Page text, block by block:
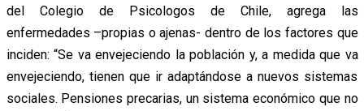
del Colegio de Psicologos de Chile, agrega las
enfermedades –propias o ajenas- dentro de los factores que
inciden: “Se va envejeciendo la población y, a medida que va
envejeciendo, tienen que ir adaptándose a nuevos sistemas
sociales. Pensiones precarias, un sistema económico que no